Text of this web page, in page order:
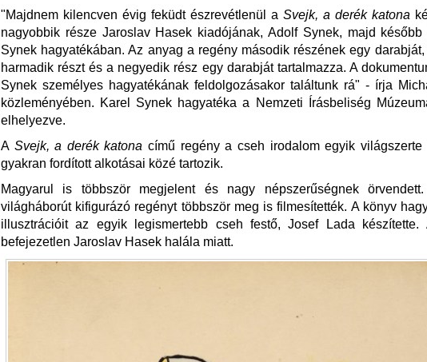
"Majdnem kilencven évig feküdt észrevétlenül a Svejk, a derék katona
nagyobbik része Jaroslav Hasek kiadójának, Adolf Synek, majd később
Synek hagyatékában. Az anyag a regény második részének egy
harmadik részt és a negyedik rész egy darabját tartalmazza. A
Synek személyes hagyatékának feldolgozásakor találtunk rá" - írja
közleményében. Karel Synek hagyatéka a Nemzeti Írásbeliség
elhelyezve.
A Svejk, a derék katona című regény a cseh irodalom egyik világszerte
gyakran fordított alkotásai közé tartozik.
Magyarul is többször megjelent és nagy népszerűségnek
világháborút kifigurázó regényt többször meg is filmesítették. A könyv
illusztrációit az egyik legismertebb cseh festő, Josef Lada készítette.
befejezetlen Jaroslav Hasek halála miatt.